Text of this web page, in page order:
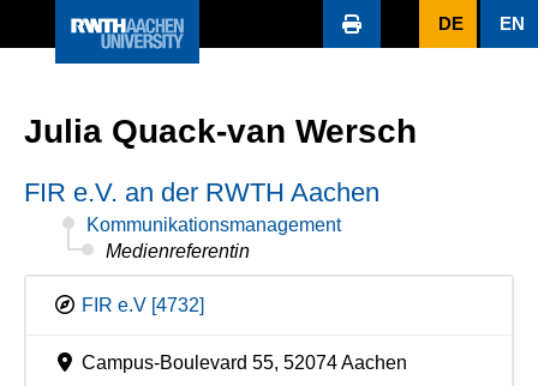
DE EN
Julia Quack-van Wersch
FIR e.V. an der RWTH Aachen
Kommunikationsmanagement
Medienreferentin
FIR e.V [4732]
Campus-Boulevard 55, 52074 Aachen